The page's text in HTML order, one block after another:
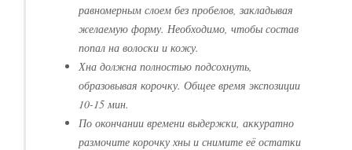
равномерным слоем без пробелов, закладывая
желаемую форму. Необходимо, чтобы состав
попал на волоски и кожу.
Хна должна полностью подсохнуть,
образовывая корочку. Общее время экспозиции
10-15 мин.
По окончании времени выдержки, аккуратно
размочите корочку хны и снимите её остатки